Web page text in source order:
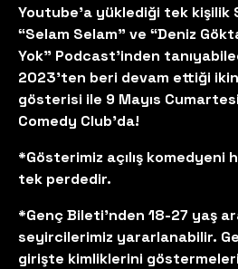
Youtube’a yüklediği tek kişilik
“Selam Selam” ve “Deniz
Yok” Podcast’inden
2023’ten beri devam ettiği
gösterisi ile 9 Mayıs
Comedy Club'da!
*Gösterimiz açılış komedyeni
tek perdedir.
*Genç Bileti'nden 18-27 yaş
seyircilerimiz yararlanabilir.
girişte kimliklerini